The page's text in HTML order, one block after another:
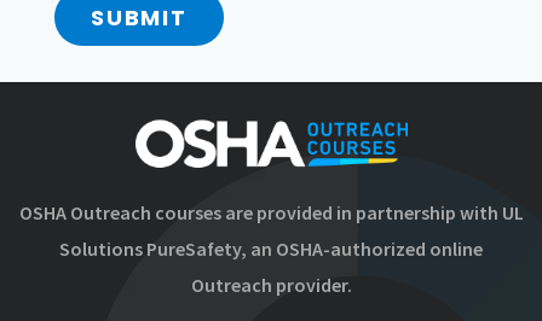
SUBMIT
OSHA Outreach courses are provided in partnership with UL
Solutions PureSafety, an OSHA-authorized online
Outreach provider.